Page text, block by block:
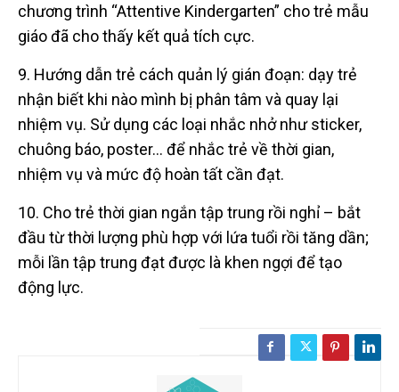
chương trình “Attentive Kindergarten” cho trẻ mẫu
giáo đã cho thấy kết quả tích cực.
9. Hướng dẫn trẻ cách quản lý gián đoạn: dạy trẻ
nhận biết khi nào mình bị phân tâm và quay lại
nhiệm vụ. Sử dụng các loại nhắc nhở như sticker,
chuông báo, poster… để nhắc trẻ về thời gian,
nhiệm vụ và mức độ hoàn tất cần đạt.
10. Cho trẻ thời gian ngắn tập trung rồi nghỉ – bắt
đầu từ thời lượng phù hợp với lứa tuổi rồi tăng dần;
mỗi lần tập trung đạt được là khen ngợi để tạo
động lực.